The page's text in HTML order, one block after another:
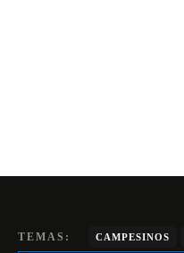
TEMAS: CAMPESINOS